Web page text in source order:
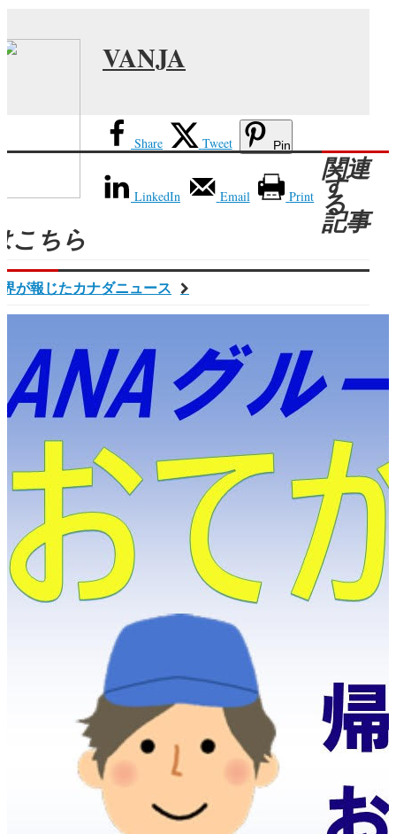
VANJA
Share Tweet Pin
LinkedIn Email Print
関連
す
る
記事
こちら
が報じたカナダニュース